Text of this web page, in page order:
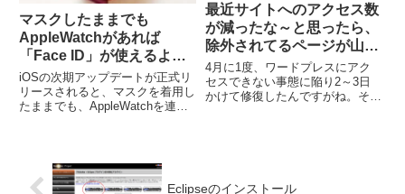
マスクしたままでも
AppleWatchがあれば
「Face ID」が使えるよう
になるんだって。コロナ禍
でAppleWatchの価値がア
ップしているなぁ
iOSの次期アップデートが正式リ
リースされると、マスクを着用し
たままでも、AppleWatchを連動
が日本でも使えるようになり、ま
た血中酸素...
最近サイトへのアクセス数
が減ったな～と思ったら、
除外されてるページが山積
みだった
4月に1度、ワードプレスにアク
セスできない事態に陥り2～3日
かけて修復したんですがね。その
Eclipseのインストール